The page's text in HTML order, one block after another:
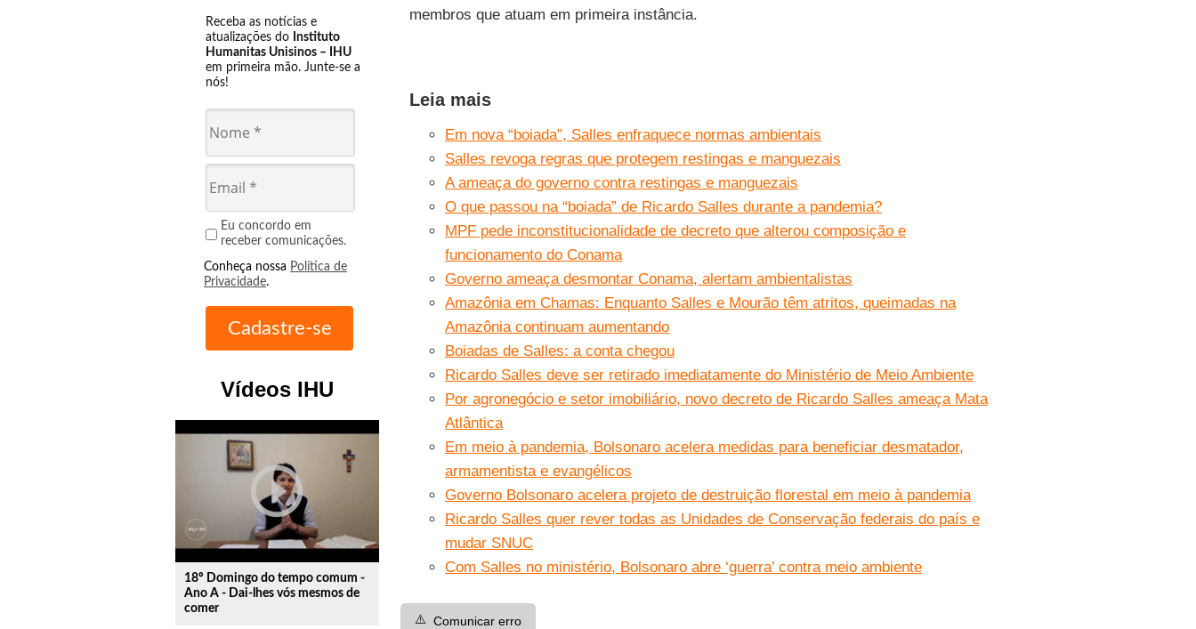
Receba as notícias e
atualizações do Instituto
Humanitas Unisinos – IHU
em primeira mão. Junte-se a
nós!
Eu concordo em
receber comunicações.
Conheça nossa Política de
Privacidade.
Vídeos IHU
play_circle_outline
18º Domingo do tempo comum -
Ano A - Dai-lhes vós mesmos de
comer
membros que atuam em primeira instância.
Leia mais
Em nova “boiada”, Salles enfraquece normas ambientais
Salles revoga regras que protegem restingas e manguezais
A ameaça do governo contra restingas e manguezais
O que passou na “boiada” de Ricardo Salles durante a pandemia?
MPF pede inconstitucionalidade de decreto que alterou composição e
funcionamento do Conama
Governo ameaça desmontar Conama, alertam ambientalistas
Amazônia em Chamas: Enquanto Salles e Mourão têm atritos, queimadas na
Amazônia continuam aumentando
Boiadas de Salles: a conta chegou
Ricardo Salles deve ser retirado imediatamente do Ministério de Meio Ambiente
Por agronegócio e setor imobiliário, novo decreto de Ricardo Salles ameaça Mata
Atlântica
Em meio à pandemia, Bolsonaro acelera medidas para beneficiar desmatador,
armamentista e evangélicos
Governo Bolsonaro acelera projeto de destruição florestal em meio à pandemia
Ricardo Salles quer rever todas as Unidades de Conservação federais do país e
mudar SNUC
Com Salles no ministério, Bolsonaro abre ‘guerra’ contra meio ambiente
⚠️ Comunicar erro